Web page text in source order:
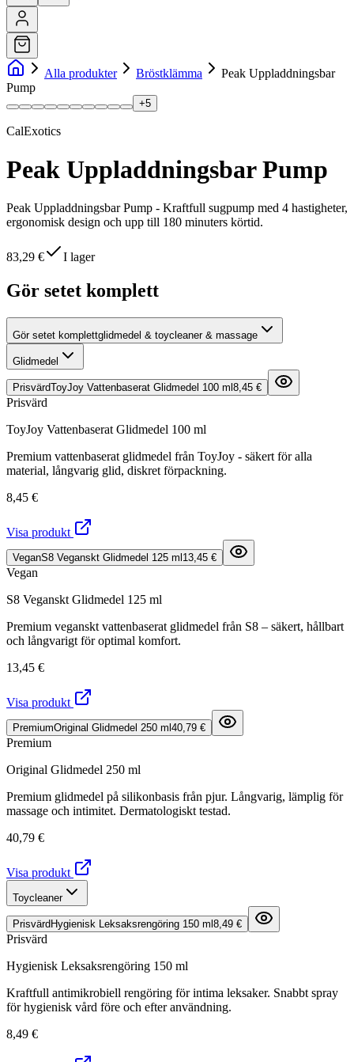
Alla produkter Bröstklämma
Peak Uppladdningsbar
Pump
+5
CalExotics
Peak Uppladdningsbar Pump
Peak Uppladdningsbar Pump - Kraftfull sugpump med 4 hastigheter,
ergonomisk design och upp till 180 minuters körtid.
83,29 € I lager
Gör setet komplett
Gör setet komplettglidmedel & toycleaner & massage
Glidmedel
PrisvärdToyJoy Vattenbaserat Glidmedel 100 ml 8,45 €
Prisvärd
ToyJoy Vattenbaserat Glidmedel 100 ml
Premium vattenbaserat glidmedel från ToyJoy - säkert för alla
material, långvarig glid, diskret förpackning.
8,45 €
Visa produkt
VeganS8 Veganskt Glidmedel 125 ml 13,45 €
Vegan
S8 Veganskt Glidmedel 125 ml
Premium veganskt vattenbaserat glidmedel från S8 – säkert, hållbart
och långvarigt för optimal komfort.
13,45 €
Visa produkt
PremiumOriginal Glidmedel 250 ml 40,79 €
Premium
Original Glidmedel 250 ml
Premium glidmedel på silikonbasis från pjur. Långvarig, lämplig för
massage och intimitet. Dermatologiskt testad.
40,79 €
Visa produkt
Toycleaner
Prisvärd Hygienisk Leksaksrengöring 150 ml 8,49 €
Prisvärd
Hygienisk Leksaksrengöring 150 ml
Kraftfull antimikrobiell rengöring för intima leksaker. Snabbt spray
för hygienisk vård före och efter användning.
8,49 €